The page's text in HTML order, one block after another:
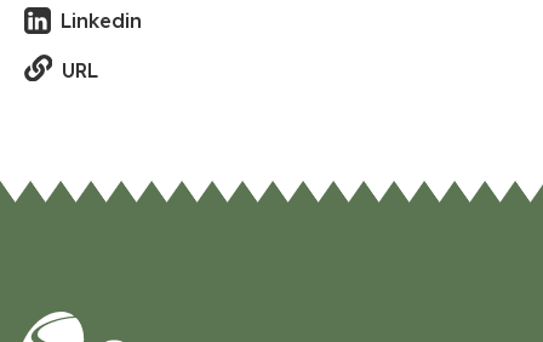
Linkedin
URL